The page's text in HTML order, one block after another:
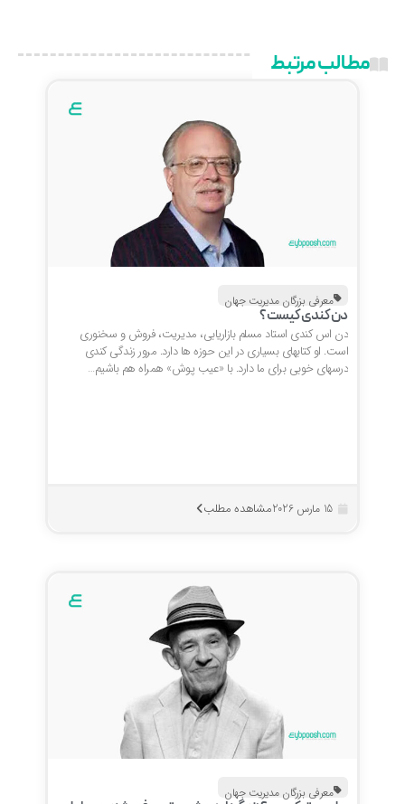
مطالب مرتبط
معرفی بزرگان مدیریت جهان
دن کندی کیست؟
دن اس کندی استاد مسلم بازاریابی، مدیریت، فروش و سخنوری
است. او کتابهای بسیاری در این حوزه ها دارد. مرور زندگی کندی
درسهای خوبی برای ما دارد. با «عیب پوش» همراه هم باشیم…
مشاهده مطلب
معرفی بزرگان مدیریت جهان